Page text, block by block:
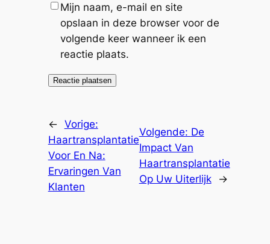
Mijn naam, e-mail en site
opslaan in deze browser voor de
volgende keer wanneer ik een
reactie plaats.
← Vorige:
Haartransplantatie
Voor En Na:
Ervaringen Van
Klanten
Volgende: De
Impact Van
Haartransplantatie
Op Uw Uiterlijk
→